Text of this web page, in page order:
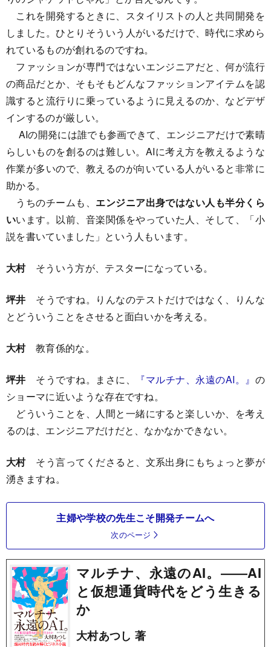
これを開発するときに、スタイリストの人と共同開発を
しました。ひとりそういう人がいるだけで、時代に求めら
れているものが創れるのですね。
ファッションが専門ではないエンジニアだと、何が流行
の商品だとか、そもそもどんなファッションアイテムを認
識すると流行りに乗っているように見えるのか、などデザ
インするのが厳しい。
AIの開発には誰でも参画できて、エンジニアだけで素晴
らしいものを創るのは難しい。AIに考え方を教えるような
作業が多いので、教えるのが向いている人がいると非常に
助かる。
うちのチームも、 エンジニア出身ではない人も半分くら
いいます。以前、音楽関係をやっていた人、そして、「小
説を書いていました」という人もいます。
大村そういう方が、テスターになっている。
坪井 そうですね。りんなのテストだけではなく、りんな
とどういうことをさせると面白いかを考える。
大村教育係的な。
坪井 そうですね。まさに、 『マルチナ、永遠のAI。』 の
ショーマに近いような存在ですね。
どういうことを、人間と一緒にすると楽しいか、を考え
るのは、エンジニアだけだと、なかなかできない。
大村そう言ってくださると、文系出身にもちょっと夢が
湧きますね。
主婦や学校の先生こそ開発チームへ
次のページ
マルチナ、永遠のAI。――AI
と仮想通貨時代をどう生きる
か
大村あつし 著